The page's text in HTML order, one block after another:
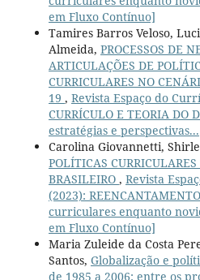
em Fluxo Contínuo]
Tamires Barros Veloso,
Almeida, PROCESSOS DE
ARTICULAÇÕES DE
CURRICULARES NO
19 , Revista Espaço do
CURRÍCULO E TEORIA DO
estratégias e perspectivas...
Carolina Giovannetti,
POLÍTICAS
BRASILEIRO , Revista
(2023):
curriculares enquanto
em Fluxo Contínuo]
Maria Zuleide da Costa
Santos, Globalização e
de 1985 a 2006: entre os